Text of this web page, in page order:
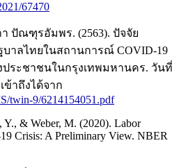
67470
ปัณฑุรอัมพร. (2563). ปัจจัย
าลไทยในสถานการณ์ COVID-19
ระชาชนในกรุงเทพมหานคร. วันที่
ข้าถึงได้จาก
twin-9/6214154051.pdf
& Weber, M. (2020). Labor
Crisis: A Preliminary View. NBER